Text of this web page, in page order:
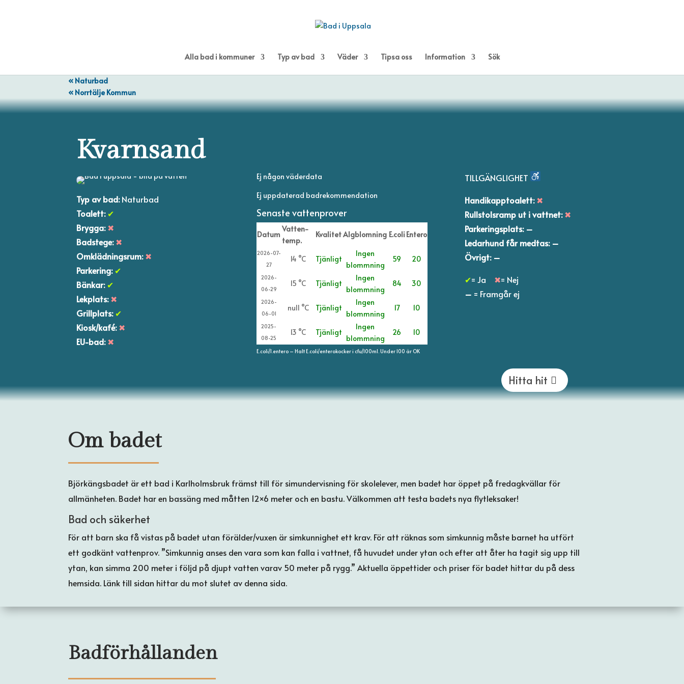
Alla bad i kommuner Typ av bad Väder Tipsa oss Information Sök
« Naturbad
« Norrtälje Kommun
Kvarnsand
Typ av bad:Naturbad
Toalett: ✔
Brygga: ✖
Badstege: ✖
Omklädningsrum: ✖
Parkering: ✔
Bänkar: ✔
Lekplats: ✖
Grillplats: ✔
Kiosk/kafé:✖
EU-bad: ✖
Ej någon väderdata
Ej uppdaterad badrekommendation
Senaste vattenprover
Datum
Vatten-
temp.
KvalitetAlgblomning E.coli Entero
2026-07-
27
14 °C Tjänligt
Ingen
blommning
59 20
2026-
06-29
15 °C Tjänligt
Ingen
blommning
84 30
2026-
06-01
null °C Tjänligt
Ingen
blommning
17 10
2025-
08-25
13 °C Tjänligt
Ingen
blommning
26 10
E.coli/I.entero – Halt E.coli/enterokocker i cfu/100ml. Under 100 är OK
TILLGÄNGLIGHET
Handikapptoalett:✖
Rullstolsramp ut i vattnet:✖
Parkeringsplats: –
Ledarhund får medtas: –
Övrigt: –
✔= Ja ✖= Nej
– = Framgår ej
Hitta hit
Om badet
Björkängsbadet är ett bad i Karlholmsbruk främst till för simundervisning för skolelever, men badet har öppet på fredagkvällar för
allmänheten. Badet har en bassäng med måtten 12×6 meter och en bastu. Välkommen att testa badets nya flytleksaker!
Bad och säkerhet
För att barn ska få vistas på badet utan förälder/vuxen är simkunnighet ett krav. För att räknas som simkunnig måste barnet ha utfört
ett godkänt vattenprov. ”Simkunnig anses den vara som kan falla i vattnet, få huvudet under ytan och efter att åter ha tagit sig upp till
ytan, kan simma 200 meter i följd på djupt vatten varav 50 meter på rygg.” Aktuella öppettider och priser för badet hittar du på dess
hemsida. Länk till sidan hittar du mot slutet av denna sida.
Badförhållanden